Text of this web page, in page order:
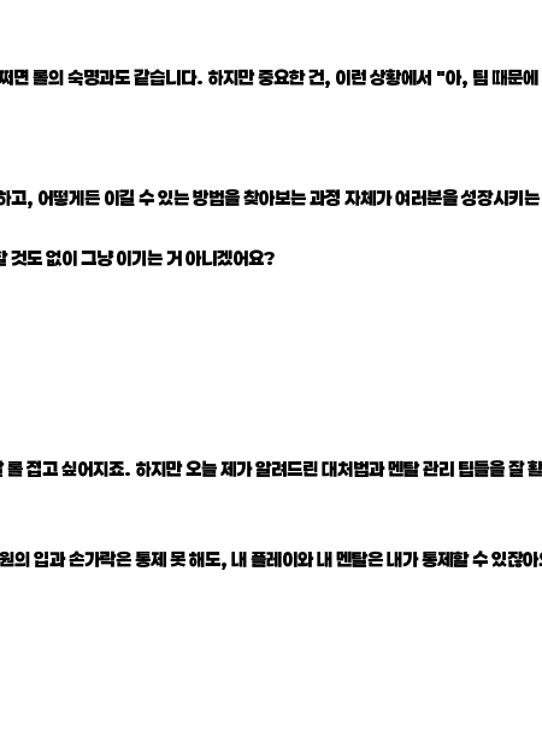
롤의 숙명과도 같습니다. 하지만 중요한 건, 이런 상황에서 "아, 팀 때문
, 어떻게든 이길 수 있는 방법을 찾아보는 과정 자체가 여러분을 성장시키
것도 없이 그냥 이기는 거 아니겠어요?
접고 싶어지죠. 하지만 오늘 제가 알려드린 대처법과 멘탈 관리 팁들을 잘
입과 손가락은 통제 못 해도, 내 플레이와 내 멘탈은 내가 통제할 수 있잖